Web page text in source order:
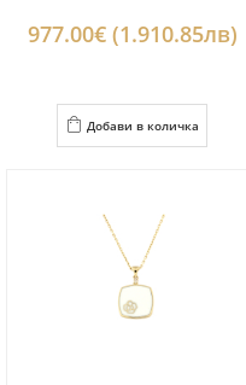
977.00€ (1.910.85лв)
Добави в количка